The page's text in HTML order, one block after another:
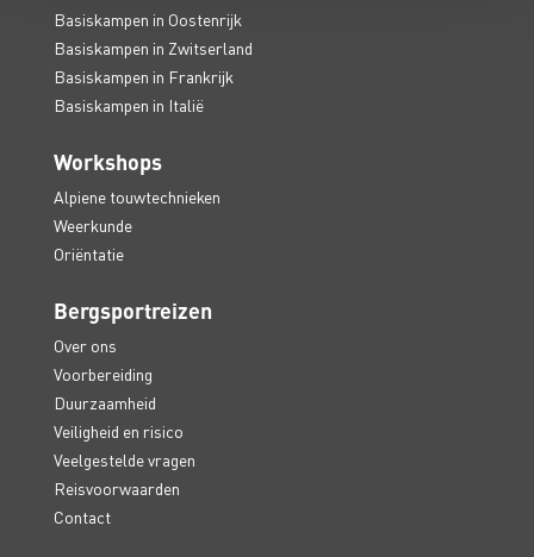
Basiskampen in Oostenrijk
Basiskampen in Zwitserland
Basiskampen in Frankrijk
Basiskampen in Italië
Workshops
Alpiene touwtechnieken
Weerkunde
Oriëntatie
Bergsportreizen
Over ons
Voorbereiding
Duurzaamheid
Veiligheid en risico
Veelgestelde vragen
Reisvoorwaarden
Contact